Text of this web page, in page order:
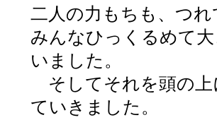
二人の力もちも、つ
みんなひっくるめて
いました。
そしてそれを頭の上
ていきました。